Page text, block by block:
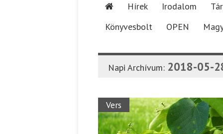
Hírek Irodalom
Könyvesbolt
OPEN
Napi Archívum: 2018-05-
Vers